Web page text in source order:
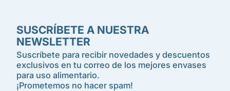
SUSCRÍBETE A NUESTRA
NEWSLETTER
Suscríbete para recibir novedades y descuentos
exclusivos en tu correo de los mejores envases
para uso alimentario.
¡Prometemos no hacer spam!